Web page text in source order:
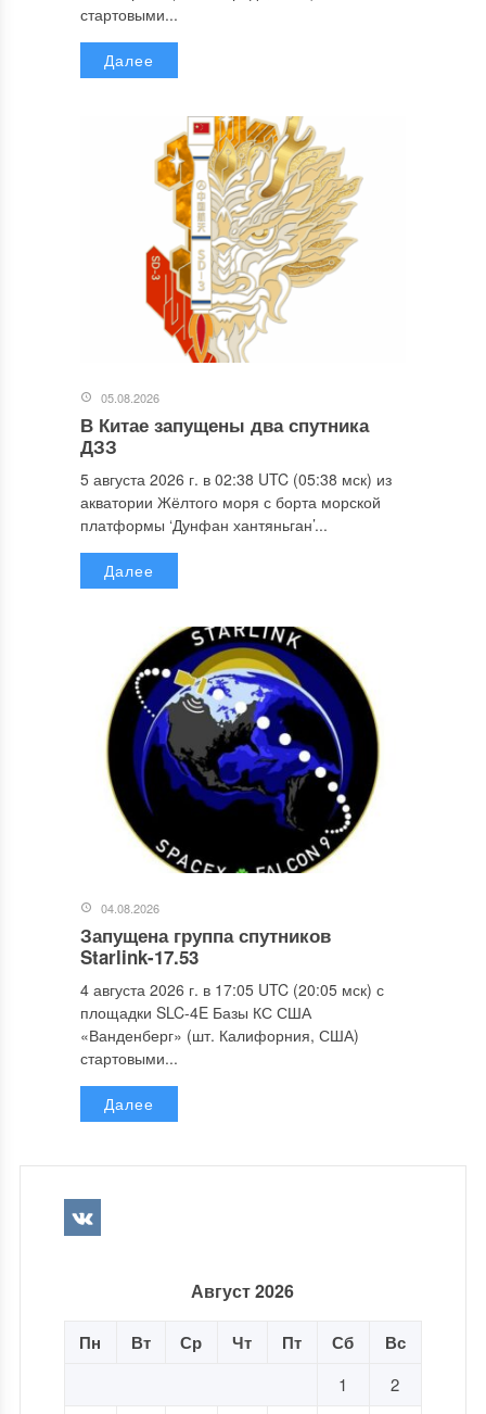
стартовыми...
Далее
05.08.2026
В Китае запущены два спутника
ДЗЗ
5 августа 2026 г. в 02:38 UTC (05:38 мск) из
акватории Жёлтого моря с борта морской
платформы ‘Дунфан хантяньган’...
Далее
04.08.2026
Запущена группа спутников
Starlink-17.53
4 августа 2026 г. в 17:05 UTC (20:05 мск) с
площадки SLC-4E Базы КС США
«Ванденберг» (шт. Калифорния, США)
стартовыми...
Далее
Август 2026
Пн Вт Ср Чт Пт Сб Вс
1
2